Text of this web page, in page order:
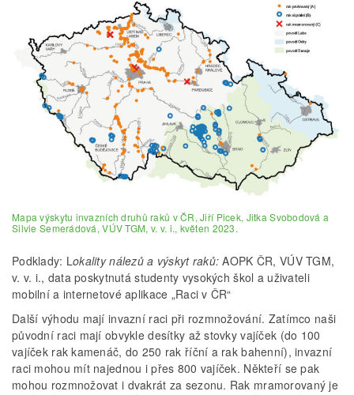
Mapa výskytu invazních druhů raků v ČR, Jiří Picek, Jitka Svobodová a
Silvie Semerádová, VÚV TGM, v. v. i., květen 2023.
Podklady: Lokality nálezů a výskyt raků: AOPK ČR, VÚV TGM,
v. v. i., data poskytnutá studenty vysokých škol a uživateli
mobilní a internetové aplikace „Raci v ČR“
Další výhodu mají invazní raci při rozmnožování. Zatímco naši
původní raci mají obvykle desítky až stovky vajíček (do 100
vajíček rak kamenáč, do 250 rak říční a rak bahenní), invazní
raci mohou mít najednou i přes 800 vajíček. Někteří se pak
mohou rozmnožovat i dvakrát za sezonu. Rak mramorovaný je